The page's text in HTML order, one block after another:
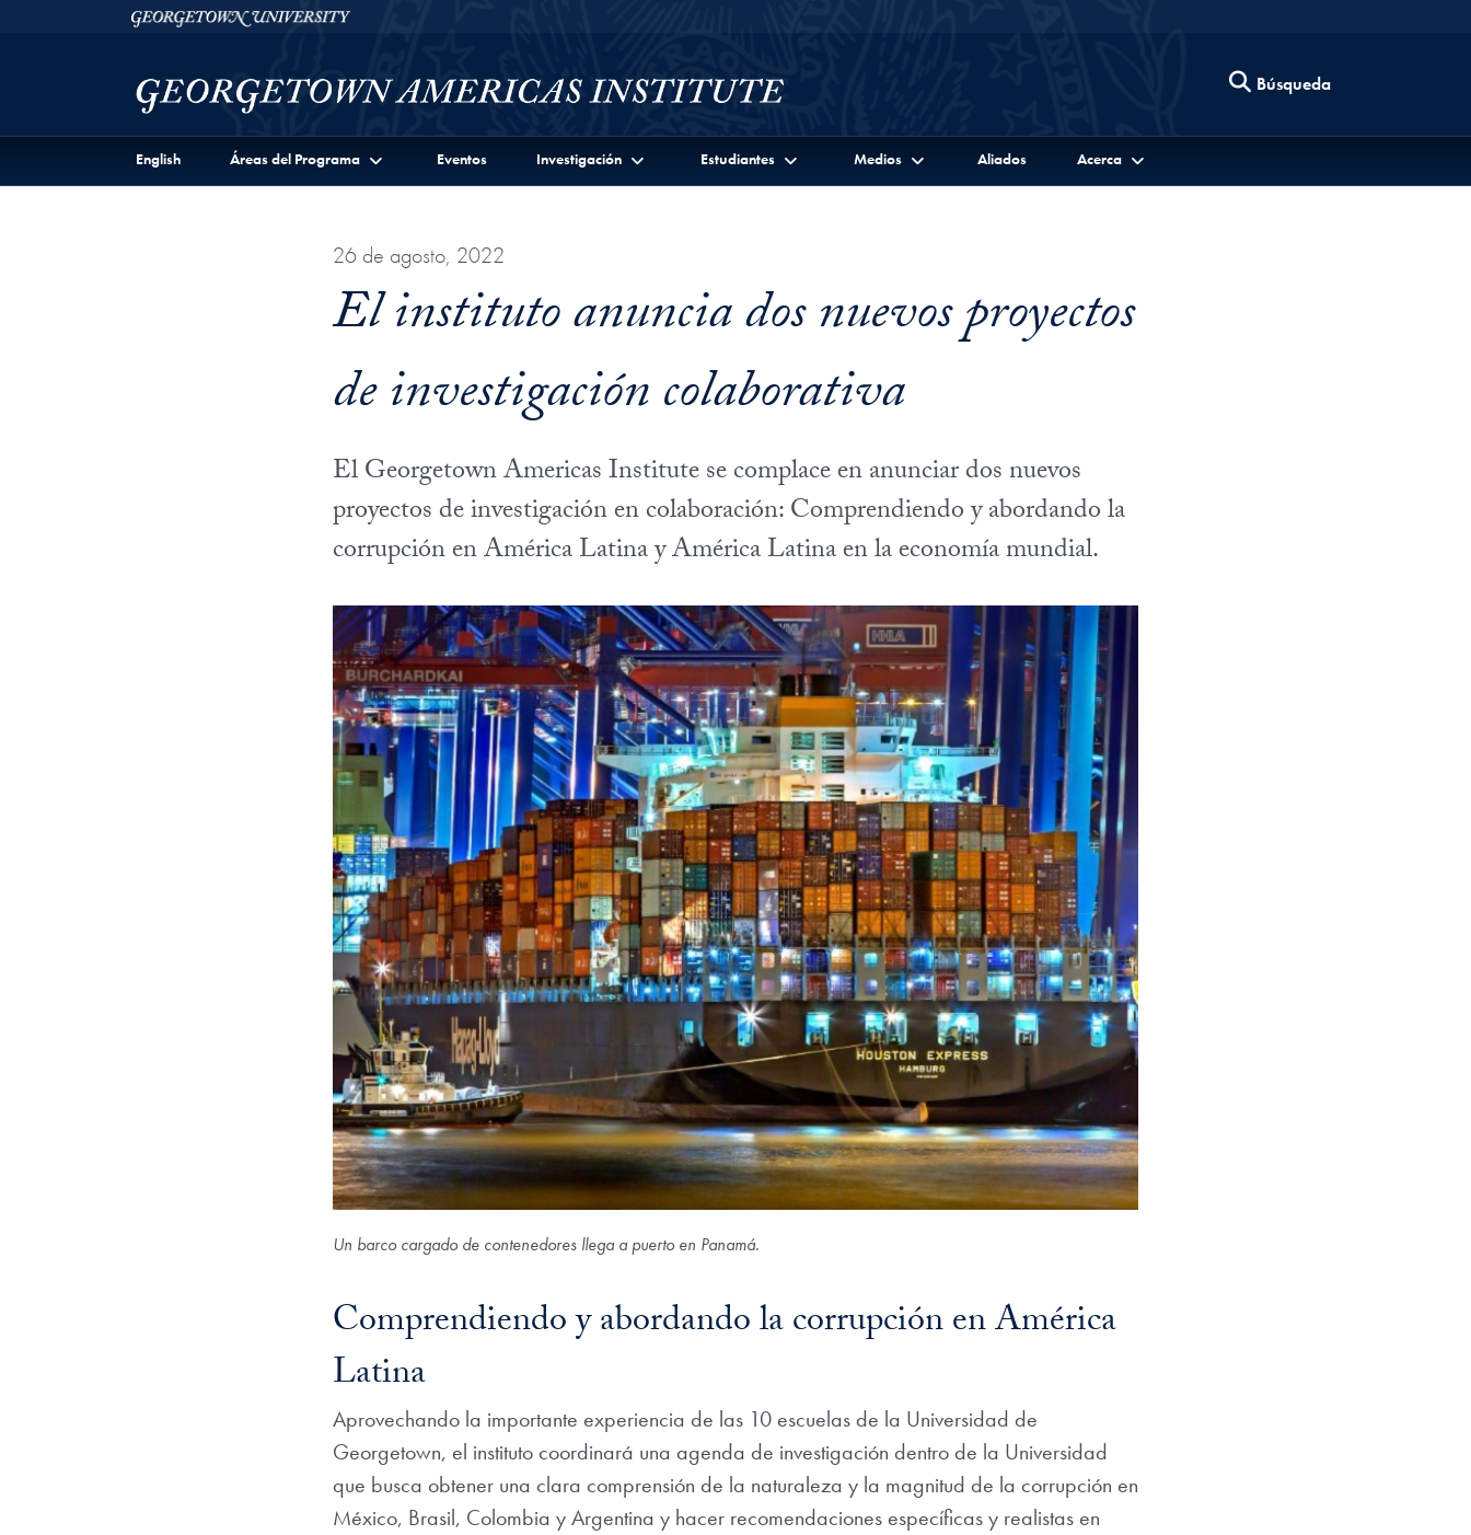
Skip to Georgetown Americas Institute Full Site Menu
Skip to main contentGeorgetown University
Búsqueda
English Áreas del Programa Eventos Investigación Estudiantes Medios Aliados Acerca
26 de agosto, 2022
El instituto anuncia dos nuevos proyectos
de investigación colaborativa
El Georgetown Americas Institute se complace en anunciar dos nuevos
proyectos de investigación en colaboración: Comprendiendo y abordando la
corrupción en América Latina y América Latina en la economía mundial.
Un barco cargado de contenedores llega a puerto en Panamá.
Comprendiendo y abordando la corrupción en América
Latina
Aprovechando la importante experiencia de las 10 escuelas de la Universidad de
Georgetown, el instituto coordinará una agenda de investigación dentro de la Universidad
que busca obtener una clara comprensión de la naturaleza y la magnitud de la corrupción en
México, Brasil, Colombia y Argentina y hacer recomendaciones específicas y realistas en